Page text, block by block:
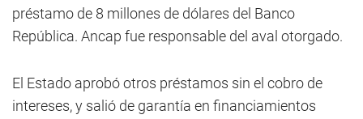
préstamo de 8 millones de dólares del Banco
República. Ancap fue responsable del aval otorgado.
El Estado aprobó otros préstamos sin el cobro de
intereses, y salió de garantía en financiamientos